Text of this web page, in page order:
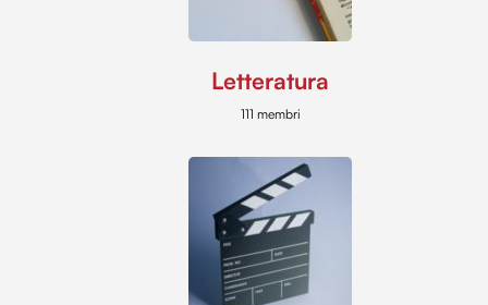
Letteratura
111 membri